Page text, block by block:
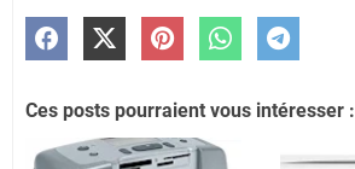
Ces posts pourraient vous intéresser :